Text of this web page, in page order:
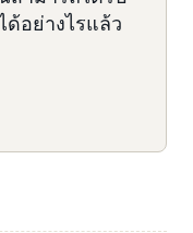
อย่างไรแล้ว